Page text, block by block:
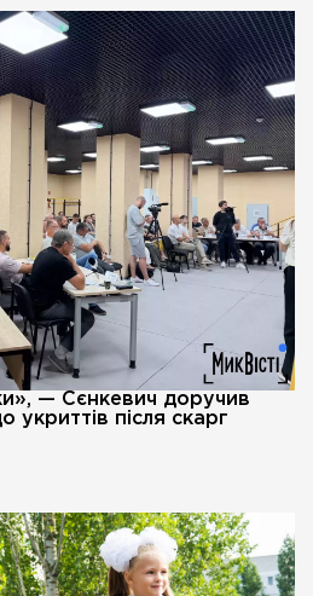
— Сєнкевич доручив
укриттів після скарг